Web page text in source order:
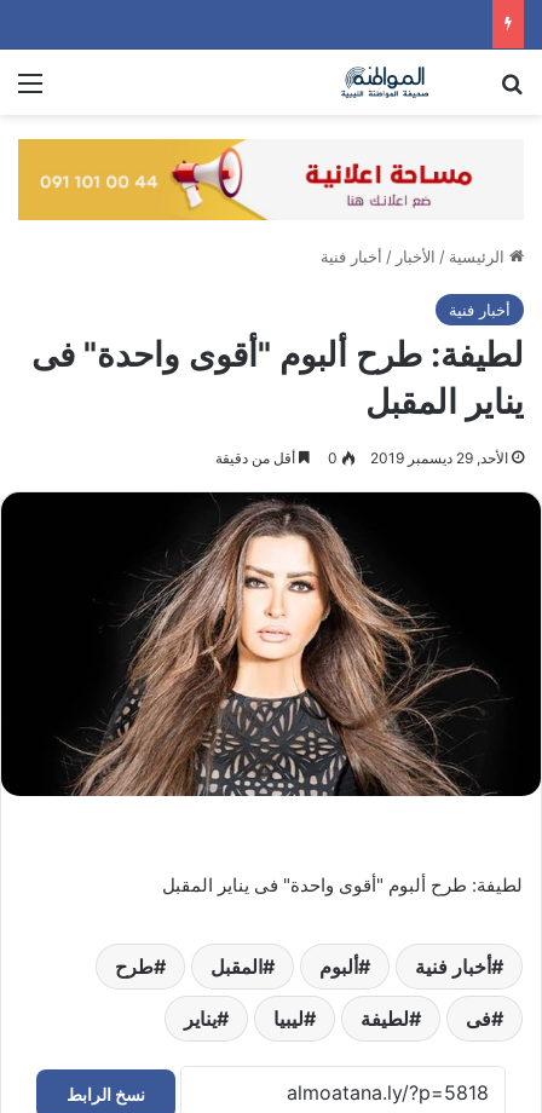
الرئيسية / الأخبار / أخبار فنية
أخبار فنية
لطيفة: طرح ألبوم "أقوى واحدة" فى
يناير المقبل
الأحد, 29 ديسمبر 2019 0 أقل من دقيقة
لطيفة: طرح ألبوم "أقوى واحدة" فى يناير المقبل
أخبار فنية ألبوم المقبل طرح
فى لطيفة ليبيا يناير
نسخ الرابط